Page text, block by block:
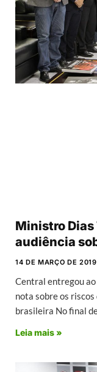
Ministro Dias
audiência
14 DE MARÇO DE 2019
Central entregou
nota sobre os
brasileira No final
Leia mais »